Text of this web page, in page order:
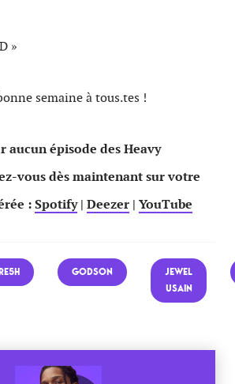
»
semaine à tous.tes !
aucun épisode des Heavy
vous dès maintenant sur votre
:Spotify| Deezer | YouTube
GODSON
JEWEL
USAIN